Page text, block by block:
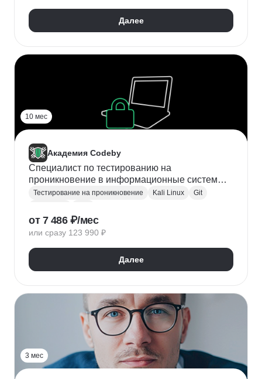
Далее
10 мес
Академия Codeby
Специалист по тестированию на
проникновение в информационные системы
(Профессия Пентестер)
Тестирование на проникновение Kali Linux
Git
Информационная безопасность
Wireshark
Metasploitable
от 7 486 ₽/мес
или сразу 123 990 ₽
Далее
3 мес